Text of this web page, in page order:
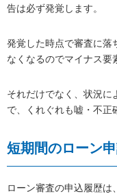
告は必ず発覚します。
発覚した時点で審査に落
なくなるのでマイナス要
それだけでなく、状況に
で、くれぐれも嘘・不正
短期間のローン
ローン審査の申込履歴は